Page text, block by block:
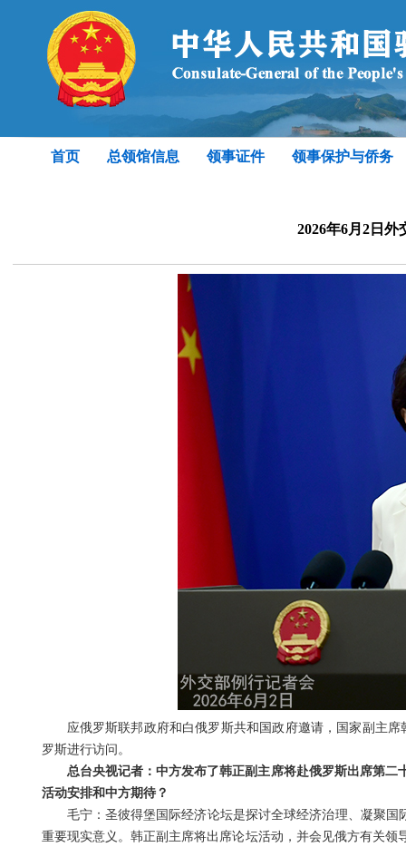
首页 总领馆信息 领事证件 领事保护与侨务
2026年6月2日
应俄罗斯联邦政府和白俄罗斯共和国政府邀请，国家副主
罗斯进行访问。
总台央视记者：中方发布了韩正副主席将赴俄罗斯出席第
活动安排和中方期待？
毛宁：圣彼得堡国际经济论坛是探讨全球经济治理、凝聚
重要现实意义。韩正副主席将出席论坛活动，并会见俄方有关